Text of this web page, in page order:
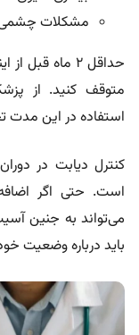
مشکلات چشمی
حداقل ۲ ماه
متوقف کنید. از
استفاده در این مدت
کنترل دیابت در
است. حتی اگر
می‌تواند به جنین
باید درباره وضعیت